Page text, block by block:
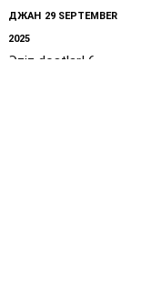
ДЖАН 29 SEPTEMBER
2025
Əziz dostlar! 6